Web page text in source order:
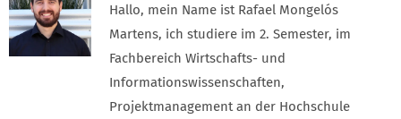
Hallo, mein Name ist Rafael Mongelós
Martens, ich studiere im 2. Semester, im
Fachbereich Wirtschafts- und
Informationswissenschaften,
Projektmanagement an der Hochschule